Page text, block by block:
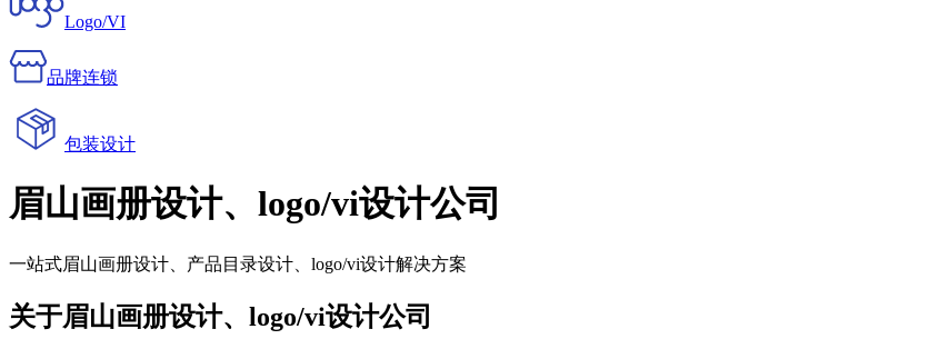
Logo/VI
品牌连锁
包装设计
眉山画册设计、logo/vi设计公司
一站式眉山画册设计、产品目录设计、logo/vi设计解决方案
关于眉山画册设计、logo/vi设计公司